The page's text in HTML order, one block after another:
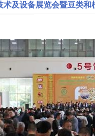
及设备展览会暨豆类